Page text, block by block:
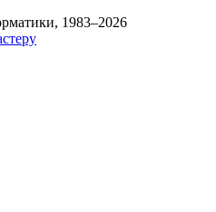
1983–2026